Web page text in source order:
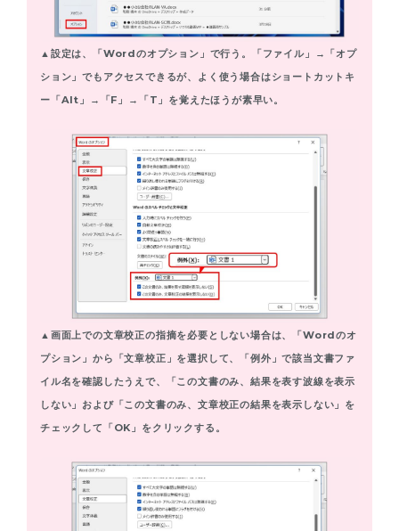
▲設定は、「Wordのオプション」で行う。「ファイル」→「オプ
ション」でもアクセスできるが、よく使う場合はショートカットキ
ー「Alt」→「F」→「T」を覚えたほうが素早い。
▲画面上での文章校正の指摘を必要としない場合は、「Wordのオ
プション」から「文章校正」を選択して、「例外」で該当文書ファ
イル名を確認したうえで、「この文書のみ、結果を表す波線を表示
しない」および「この文書のみ、文章校正の結果を表示しない」を
チェックして「OK」をクリックする。